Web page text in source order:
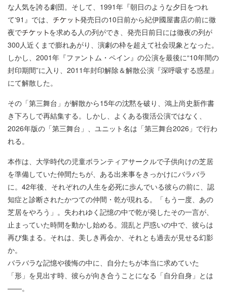
な人気を誇る劇団。そして、1991年『朝日のような夕日をつれ
て‘91』では、
発売日の10日前から紀伊國屋書店の前に徹
夜で
を求める人の列ができ、発売日前日には徹夜の列が
300人近くまで膨れあがり、演劇の枠を超えて社会現象となった。
しかし、2001年『ファントム・ペイン』の公演を最後に“10年間の
封印期間”に入り、2011年封印解除＆解散公演『深呼吸する惑星』
にて解散した。
その「第三舞台」が解散から15年の沈黙を破り、鴻上尚史新作書
き下ろしで再結集する。しかし、よくある復活公演ではなく、
2026年版の「第三舞台」、ユニット名は「第三舞台2026」で行わ
れる。
本作は、大学時代の児童ボランティアサークルで子供向けの芝居
を準備していた仲間たちが、ある出来事をきっかけにバラバラ
に。42年後、それぞれの人生を必死に歩んでいる彼らの前に、認
知症と診断されたかつての仲間・乾が現れる。「もう一度、あの
芝居をやろう」。失われゆく記憶の中で乾が発したその一言が、
止まっていた時間を動かし始める。混乱と戸惑いの中で、彼らは
再び集まる。それは、美しき再会か、それとも過去が見せる幻影
か。
バラバラな記憶や後悔の中に、自分たちが本当に求めていた
「形」を見出す時、彼らが向き合うことになる「自分自身」とは
——。